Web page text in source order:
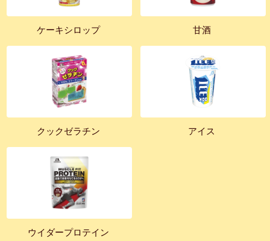
ケーキシロップ 甘酒
クックゼラチン アイス
ウイダープロテイン